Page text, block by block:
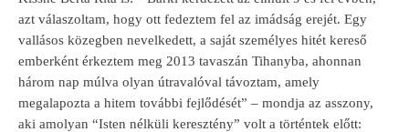
azt válaszoltam, hogy ott fedeztem fel az imádság erejét. Egy
vallásos közegben nevelkedett, a saját személyes hitét kereső
emberként érkeztem meg 2013 tavaszán Tihanyba, ahonnan
három nap múlva olyan útravalóval távoztam, amely
megalapozta a hitem további fejlődését” – mondja az asszony,
aki amolyan “Isten nélküli keresztény” volt a történtek előtt: